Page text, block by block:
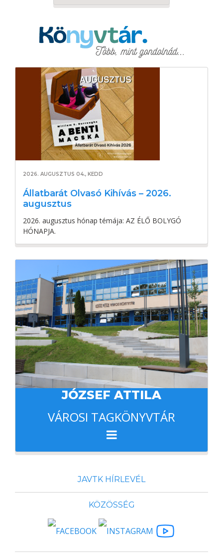
2026. AUGUSZTUS 04., KEDD
Állatbarát Olvasó Kihívás – 2026.
augusztus
2026. augusztus hónap témája: AZ ÉLŐ BOLYGÓ
HÓNAPJA.
JÓZSEF ATTILA
VÁROSI TAGKÖNYVTÁR
JAVTK HÍRLEVÉL
KÖZÖSSÉG